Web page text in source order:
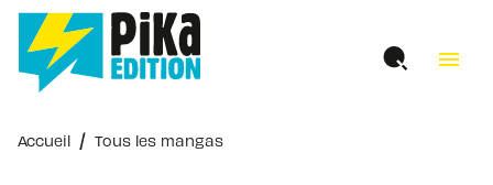
MENU RECHERCHE
PIED DE PAGE
menu
Accueil / Tous les mangas